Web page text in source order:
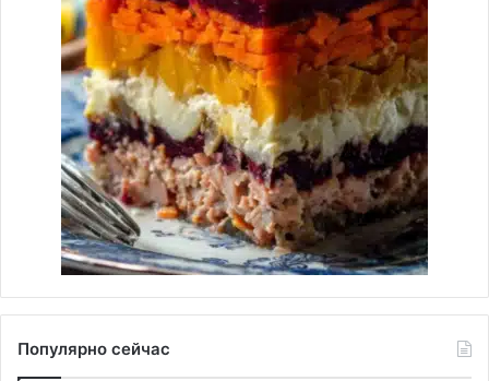
Популярно сейчас